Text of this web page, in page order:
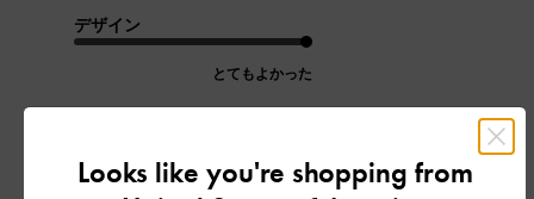
デザイン
とてもよかった
よかった
Looks like you're shopping from